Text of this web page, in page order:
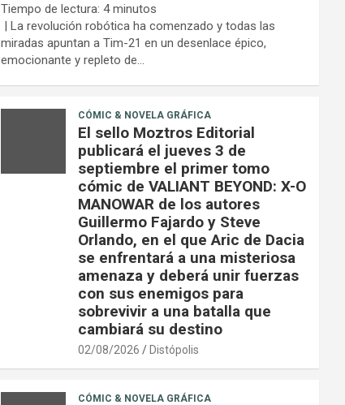
Tiempo de lectura: 4 minutos
| La revolución robótica ha comenzado y todas las
miradas apuntan a Tim-21 en un desenlace épico,
emocionante y repleto de…
CÓMIC & NOVELA GRÁFICA
El sello Moztros Editorial
publicará el jueves 3 de
septiembre el primer tomo
cómic de VALIANT BEYOND: X-O
MANOWAR de los autores
Guillermo Fajardo y Steve
Orlando, en el que Aric de Dacia
se enfrentará a una misteriosa
amenaza y deberá unir fuerzas
con sus enemigos para
sobrevivir a una batalla que
cambiará su destino
02/08/2026 Distópolis
CÓMIC & NOVELA GRÁFICA